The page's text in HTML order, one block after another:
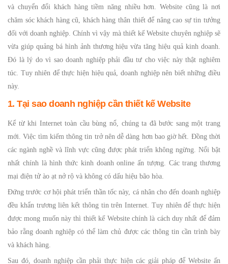
và chuyển đổi khách hàng tiềm năng nhiều hơn. Website cũng là nơi
chăm sóc khách hàng cũ, khách hàng thân thiết để nâng cao sự tin tưởng
đối với doanh nghiệp. Chính vì vậy mà thiết kế Website chuyên nghiệp sẽ
vừa giúp quảng bá hình ảnh thương hiệu vừa tăng hiệu quả kinh doanh.
Đó là lý do vì sao doanh nghiệp phải đầu tư cho việc này thật nghiêm
túc. Tuy nhiên để thực hiện hiệu quả, doanh nghiệp nên biết những điều
này.
1. Tại sao doanh nghiệp cần thiết kế Website
Kể từ khi Internet toàn cầu bùng nổ, chúng ta đã bước sang một trang
mới. Việc tìm kiếm thông tin trở nên dễ dàng hơn bao giờ hết. Đồng thời
các ngành nghề và lĩnh vực cũng được phát triển không ngừng. Nổi bật
nhất chính là hình thức kinh doanh online ấn tượng. Các trang thương
mại điện tử ào ạt nở rộ và không có dấu hiệu bão hòa.
Đứng trước cơ hội phát triển thần tốc này, cá nhân cho đến doanh nghiệp
đều khẩn trương liên kết thông tin trên Internet. Tuy nhiên để thực hiện
được mong muốn này thì thiết kế Website chính là cách duy nhất để đảm
bảo rằng doanh nghiệp có thể làm chủ được các thông tin cần trình bày
và khách hàng.
Sau đó, doanh nghiệp cần phải thực hiện các giải pháp để Website ấn